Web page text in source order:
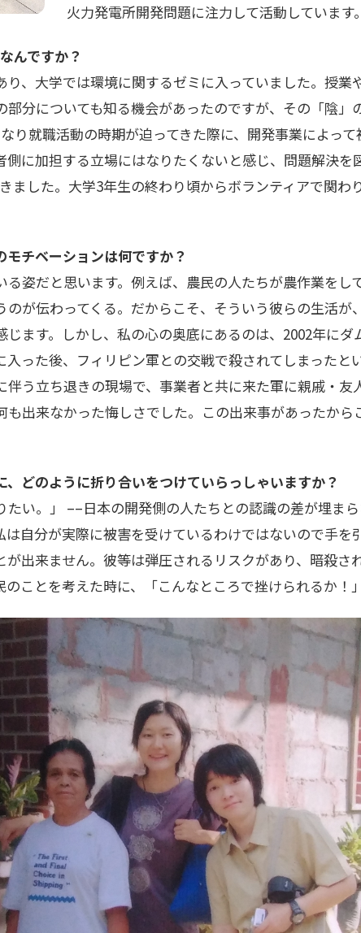
火力発電所開発問題に注力して活動しています。
んですか？
、大学では環境に関するゼミに入っていました。授業
分についても知る機会があったのですが、その「陰」
り就職活動の時期が迫ってきた際に、開発事業によっ
に加担する立場にはなりたくないと感じ、問題解決を
ました。大学3年生の終わり頃からボランティアで関わ
チベーションは何ですか？
姿だと思います。例えば、農民の人たちが農作業をし
が伝わってくる。だからこそ、そういう彼らの生活が
ます。しかし、私の心の奥底にあるのは、2002年にダ
った後、フィリピン軍との交戦で殺されてしまったと
う立ち退きの現場で、事業者と共に来た軍に親戚・友
出来なかった悔しさでした。この出来事があったから
どのように折り合いをつけていらっしゃいますか？
たい。」 ––日本の開発側の人たちとの認識の差が埋ま
自分が実際に被害を受けているわけではないので手を
出来ません。彼等は弾圧されるリスクがあり、暗殺さ
ことを考えた時に、「こんなところで挫けられるか！